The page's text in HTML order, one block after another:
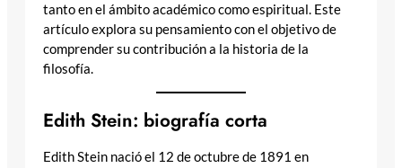
tanto en el ámbito académico como espiritual. Este
artículo explora su pensamiento con el objetivo de
comprender su contribución a la historia de la
filosofía.
Edith Stein: biografía corta
Edith Stein nació el 12 de octubre de 1891 en